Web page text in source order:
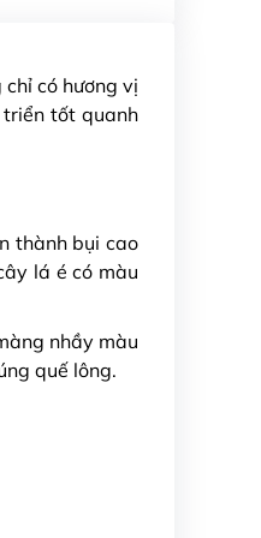
có hương vị
tốt quanh
thành bụi cao
lá é có màu
nhầy màu
quế lông.